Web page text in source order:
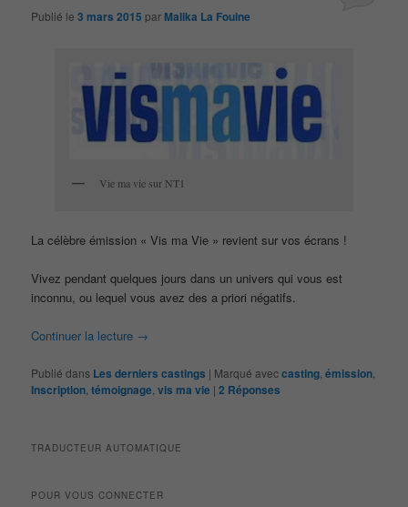
Publié le3 mars 2015 par Malika La Fouine
Vie ma vie sur NT1
La célèbre émission « Vis ma Vie » revient sur vos écrans !
Vivez pendant quelques jours dans un univers qui vous est
inconnu, ou lequel vous avez des a priori négatifs.
Continuer la lecture →
Publié dans Les derniers castings | Marqué aveccasting ,émission
Inscription ,témoignage ,vis ma vie |2 Réponses
TRADUCTEUR AUTOMATIQUE
POUR VOUS CONNECTER